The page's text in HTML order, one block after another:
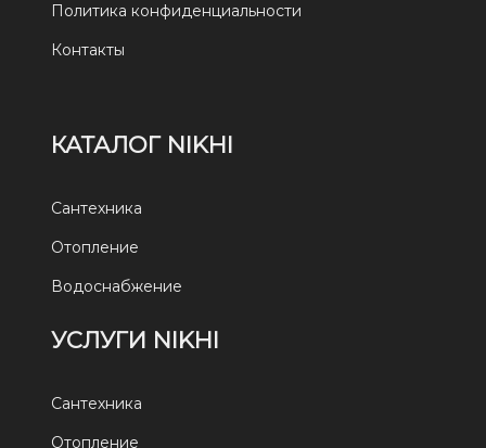
Политика конфиденциальности
Контакты
КАТАЛОГ NIKHI
Сантехника
Отопление
Водоснабжение
УСЛУГИ NIKHI
Сантехника
Отопление